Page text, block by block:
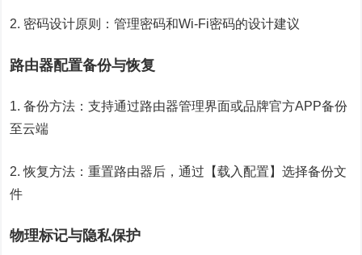
2. 密码设计原则：管理密码和Wi-Fi密码的设计建议
路由器配置备份与恢复
1. 备份方法：支持通过路由器管理界面或品牌官方APP备份
至云端
2. 恢复方法：重置路由器后，通过【载入配置】选择备份文
件
物理标记与隐私保护